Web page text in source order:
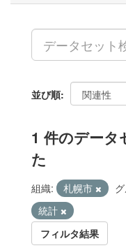
並び順
1 件のデータ
た
組織: 札幌市
統計
フィルタ結果